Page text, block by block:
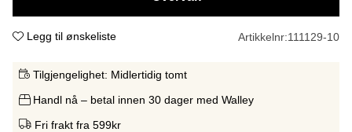
Legg til ønskeliste Artikkelnr:111129-10
Tilgjengelighet: Midlertidig tomt
Handl nå – betal innen 30 dager med Walley
Fri frakt fra 599kr